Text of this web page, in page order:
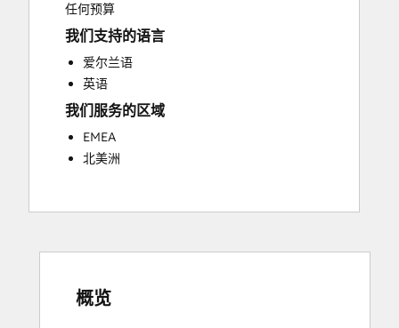
任何预算
我们支持的语言
爱尔兰语
英语
我们服务的区域
EMEA
北美洲
概览